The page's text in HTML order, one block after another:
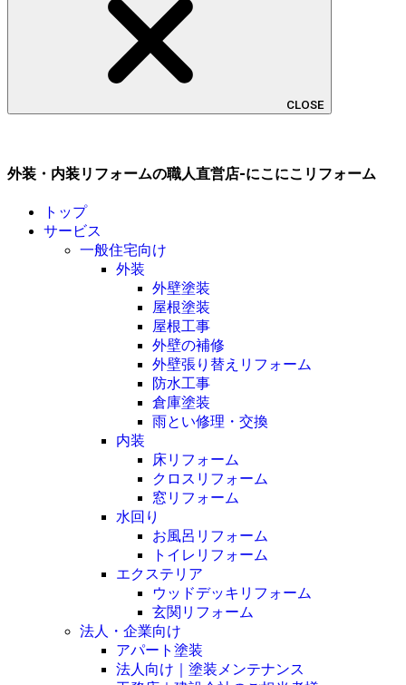
CLOSE
外装・内装リフォームの職人直営店-にこにこリフォーム
トップ
サービス
一般住宅向け
外装
外壁塗装
屋根塗装
屋根工事
外壁の補修
外壁張り替えリフォーム
防水工事
倉庫塗装
雨とい修理・交換
内装
床リフォーム
クロスリフォーム
窓リフォーム
水回り
お風呂リフォーム
トイレリフォーム
エクステリア
ウッドデッキリフォーム
玄関リフォーム
法人・企業向け
アパート塗装
法人向け｜塗装メンテナンス